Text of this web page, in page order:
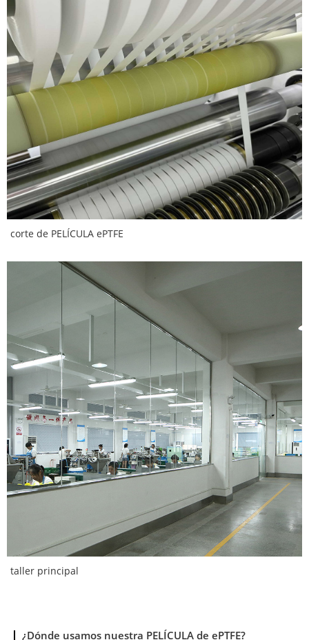
corte de PELÍCULA ePTFE
taller principal
¿Dónde usamos nuestra PELÍCULA de ePTFE?